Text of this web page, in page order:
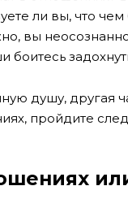
ли вы, что
вы
боитесь
душу, другая
пройдите